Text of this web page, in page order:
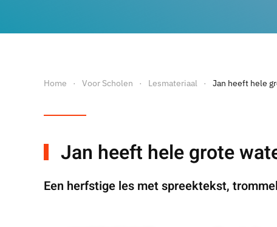
Home Voor Scholen Lesmateriaal Jan heeft hele
Jan heeft hele grote
Een herfstige les met spreektekst,